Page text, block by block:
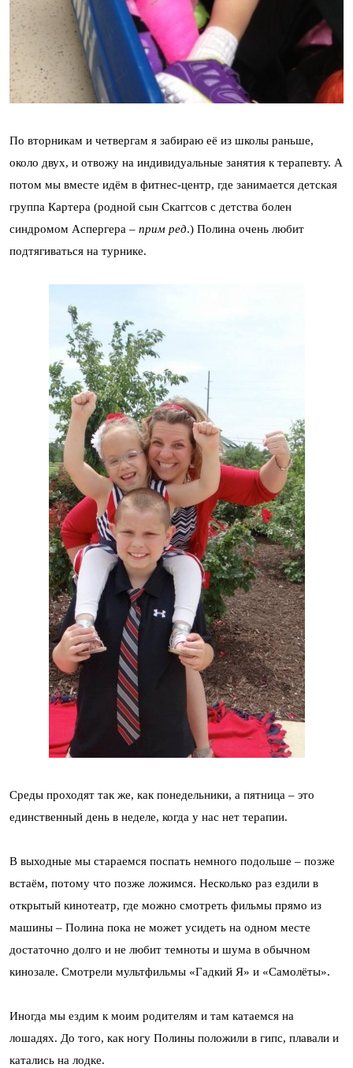
По вторникам и четвергам я забираю её из школы раньше,
около двух, и отвожу на индивидуальные занятия к терапевту. А
потом мы вместе идём в фитнес-центр, где занимается детская
группа Картера (родной сын Скаггсов с детства болен
синдромом Аспергера – прим ред.) Полина очень любит
подтягиваться на турнике.
Среды проходят так же, как понедельники, а пятница – это
единственный день в неделе, когда у нас нет терапии.
В выходные мы стараемся поспать немного подольше – позже
встаём, потому что позже ложимся. Несколько раз ездили в
открытый кинотеатр, где можно смотреть фильмы прямо из
машины – Полина пока не может усидеть на одном месте
достаточно долго и не любит темноты и шума в обычном
кинозале. Смотрели мультфильмы «Гадкий Я» и «Самолёты».
Иногда мы ездим к моим родителям и там катаемся на
лошадях. До того, как ногу Полины положили в гипс, плавали и
катались на лодке.